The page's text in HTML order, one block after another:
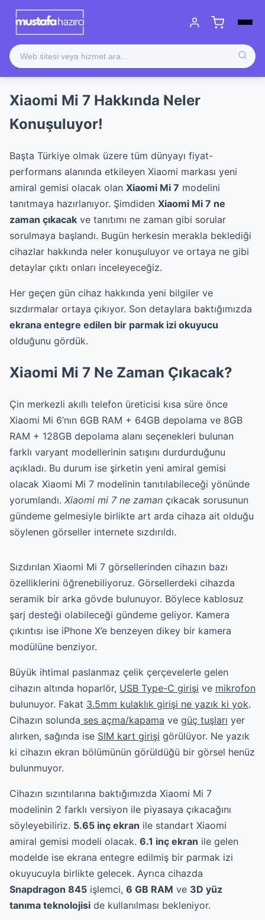
Xiaomi Mi 7 Hakkında Neler
Konuşuluyor!
Başta Türkiye olmak üzere tüm dünyayı fiyat-
performans alanında etkileyen Xiaomi markası yeni
amiral gemisi olacak olan Xiaomi Mi 7 modelini
tanıtmaya hazırlanıyor. Şimdiden Xiaomi Mi 7 ne
zaman çıkacak ve tanıtımı ne zaman gibi sorular
sorulmaya başlandı. Bugün herkesin merakla beklediği
cihazlar hakkında neler konuşuluyor ve ortaya ne gibi
detaylar çıktı onları inceleyeceğiz.
Her geçen gün cihaz hakkında yeni bilgiler ve
sızdırmalar ortaya çıkıyor. Son detaylara baktığımızda
ekrana entegre edilen bir parmak izi okuyucu
olduğunu gördük.
Xiaomi Mi 7 Ne Zaman Çıkacak?
Çin merkezli akıllı telefon üreticisi kısa süre önce
Xiaomi Mi 6’nın 6GB RAM + 64GB depolama ve 8GB
RAM + 128GB depolama alanı seçenekleri bulunan
farklı varyant modellerinin satışını durdurduğunu
açıkladı. Bu durum ise şirketin yeni amiral gemisi
olacak Xiaomi Mi 7 modelinin tanıtılabileceği yönünde
yorumlandı. Xiaomi mi 7 ne zaman çıkacak sorusunun
gündeme gelmesiyle birlikte art arda cihaza ait olduğu
söylenen görseller internete sızdırıldı.
Sızdırılan Xiaomi Mi 7 görsellerinden cihazın bazı
özelliklerini öğrenebiliyoruz. Görsellerdeki cihazda
seramik bir arka gövde bulunuyor. Böylece kablosuz
şarj desteği olabileceği gündeme geliyor. Kamera
çıkıntısı ise iPhone X’e benzeyen dikey bir kamera
modülüne benziyor.
Büyük ihtimal paslanmaz çelik çerçevelerle gelen
cihazın altında hoparlör, USB Type-C girişi ve mikrofon
bulunuyor. Fakat 3.5mm kulaklık girişi ne yazık ki yok.
Cihazın solunda ses açma/kapama ve güç tuşları yer
alırken, sağında ise SIM kart girişi görülüyor. Ne yazık
ki cihazın ekran bölümünün görüldüğü bir görsel henüz
bulunmuyor.
Cihazın sızıntılarına baktığımızda Xiaomi Mi 7
modelinin 2 farklı versiyon ile piyasaya çıkacağını
söyleyebiliriz. 5.65 inç ekran ile standart Xiaomi
amiral gemisi modeli olacak. 6.1 inç ekran ile gelen
modelde ise ekrana entegre edilmiş bir parmak izi
okuyucuyla birlikte gelecek. Ayrıca cihazda
Snapdragon 845 işlemci, 6 GB RAM ve 3D yüz
tanıma teknolojisi de kullanılması bekleniyor.